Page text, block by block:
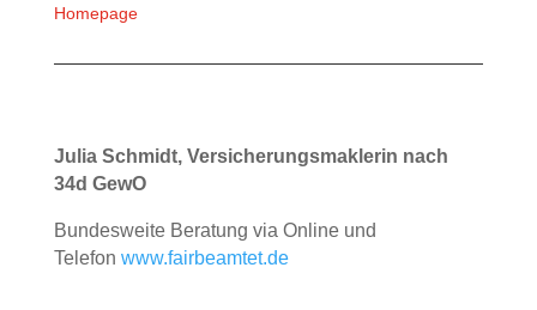
Homepage
Julia Schmidt, Versicherungsmaklerin nach
34d GewO
Bundesweite Beratung via Online und
Telefon www.fairbeamtet.de